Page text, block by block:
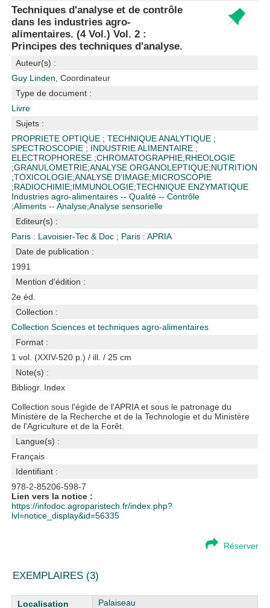
Techniques d'analyse et de contrôle
dans les industries agro-
alimentaires. (4 Vol.) Vol. 2 :
Principes des techniques d'analyse.
Auteur(s) :
Guy Linden , Coordinateur
Type de document :
Livre
Sujets :
PROPRIETE OPTIQUE ;TECHNIQUE ANALYTIQUE ;
SPECTROSCOPIE ; INDUSTRIE ALIMENTAIRE ;
ELECTROPHORESE ;CHROMATOGRAPHIE;RHEOLOGIE
;GRANULOMETRIE;ANALYSE ORGANOLEPTIQUE;NUTRITION
;TOXICOLOGIE;ANALYSE D'IMAGE;MICROSCOPIE
;RADIOCHIMIE;IMMUNOLOGIE;TECHNIQUE ENZYMATIQUE
Industries agro-alimentaires -- Qualité -- Contrôle
;Aliments -- Analyse;Analyse sensorielle
Editeur(s) :
Paris : Lavoisier-Tec & Doc ; Paris : APRIA
Date de publication :
1991
Mention d'édition :
2e éd.
Collection :
Collection Sciences et techniques agro-alimentaires
Format :
1 vol. (XXIV-520 p.) / ill. / 25 cm
Note(s) :
Bibliogr. Index
Collection sous l'égide de l'APRIA et sous le patronage du
Ministère de la Recherche et de la Technologie et du Ministère
de l'Agriculture et de la Forêt.
Langue(s) :
Français
Identifiant :
978-2-85206-598-7
Lien vers la notice :
https://infodoc.agroparistech.fr/index.php?
lvl=notice_display&id=56335
Réserver
EXEMPLAIRES (3)
Liste des exemplaires Palaiseau